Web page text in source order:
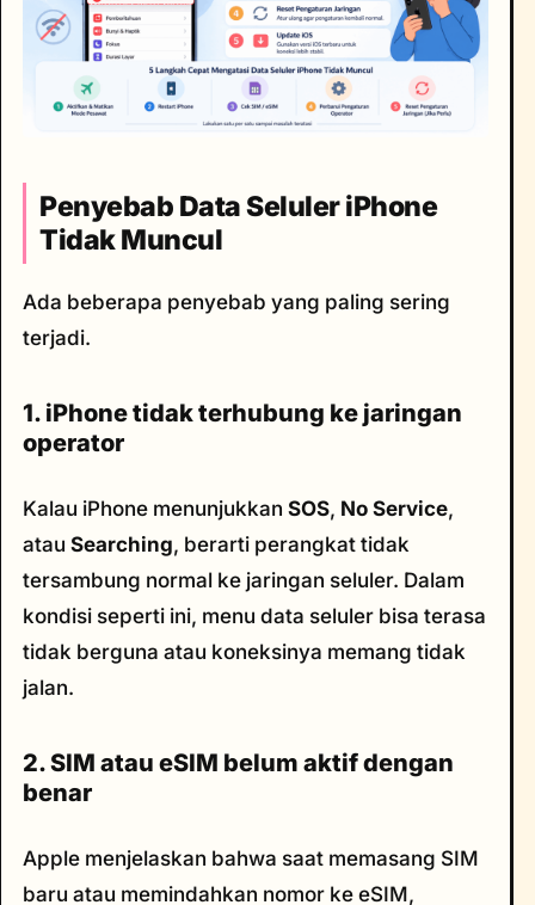
Penyebab Data Seluler iPhone
Tidak Muncul
Ada beberapa penyebab yang paling sering
terjadi.
1. iPhone tidak terhubung ke jaringan
operator
Kalau iPhone menunjukkan SOS, No Service,
atau Searching, berarti perangkat tidak
tersambung normal ke jaringan seluler. Dalam
kondisi seperti ini, menu data seluler bisa terasa
tidak berguna atau koneksinya memang tidak
jalan.
2. SIM atau eSIM belum aktif dengan
benar
Apple menjelaskan bahwa saat memasang SIM
baru atau memindahkan nomor ke eSIM,